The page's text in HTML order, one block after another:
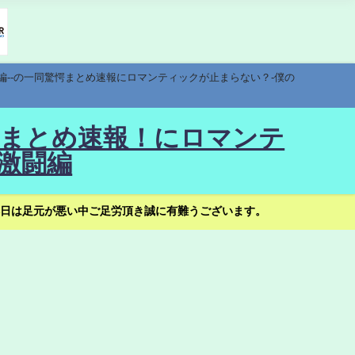
の一同驚愕まとめ速報にロマンティックが止まらない？-僕の
とめ速報！にロマンテ
闘編
足元が悪い中ご足労頂き誠に有難うございます。